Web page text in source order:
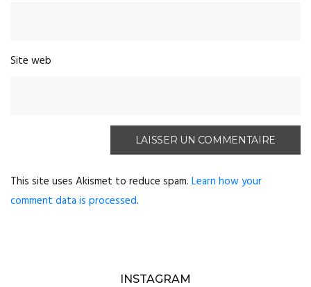
Site web
This site uses Akismet to reduce spam. Learn how your
comment data is processed.
INSTAGRAM